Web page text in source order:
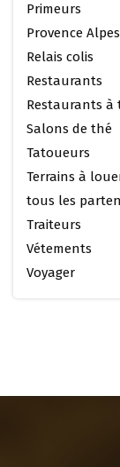
Primeurs
Provence
Relais colis
Restaurants
Restaurants à
Salons de thé
Tatoueurs
Terrains à
tous les
Traiteurs
Vétements
Voyager